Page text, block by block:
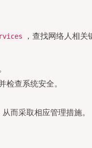
，查找网络人相关
检查系统安全。
而采取相应管理措施。